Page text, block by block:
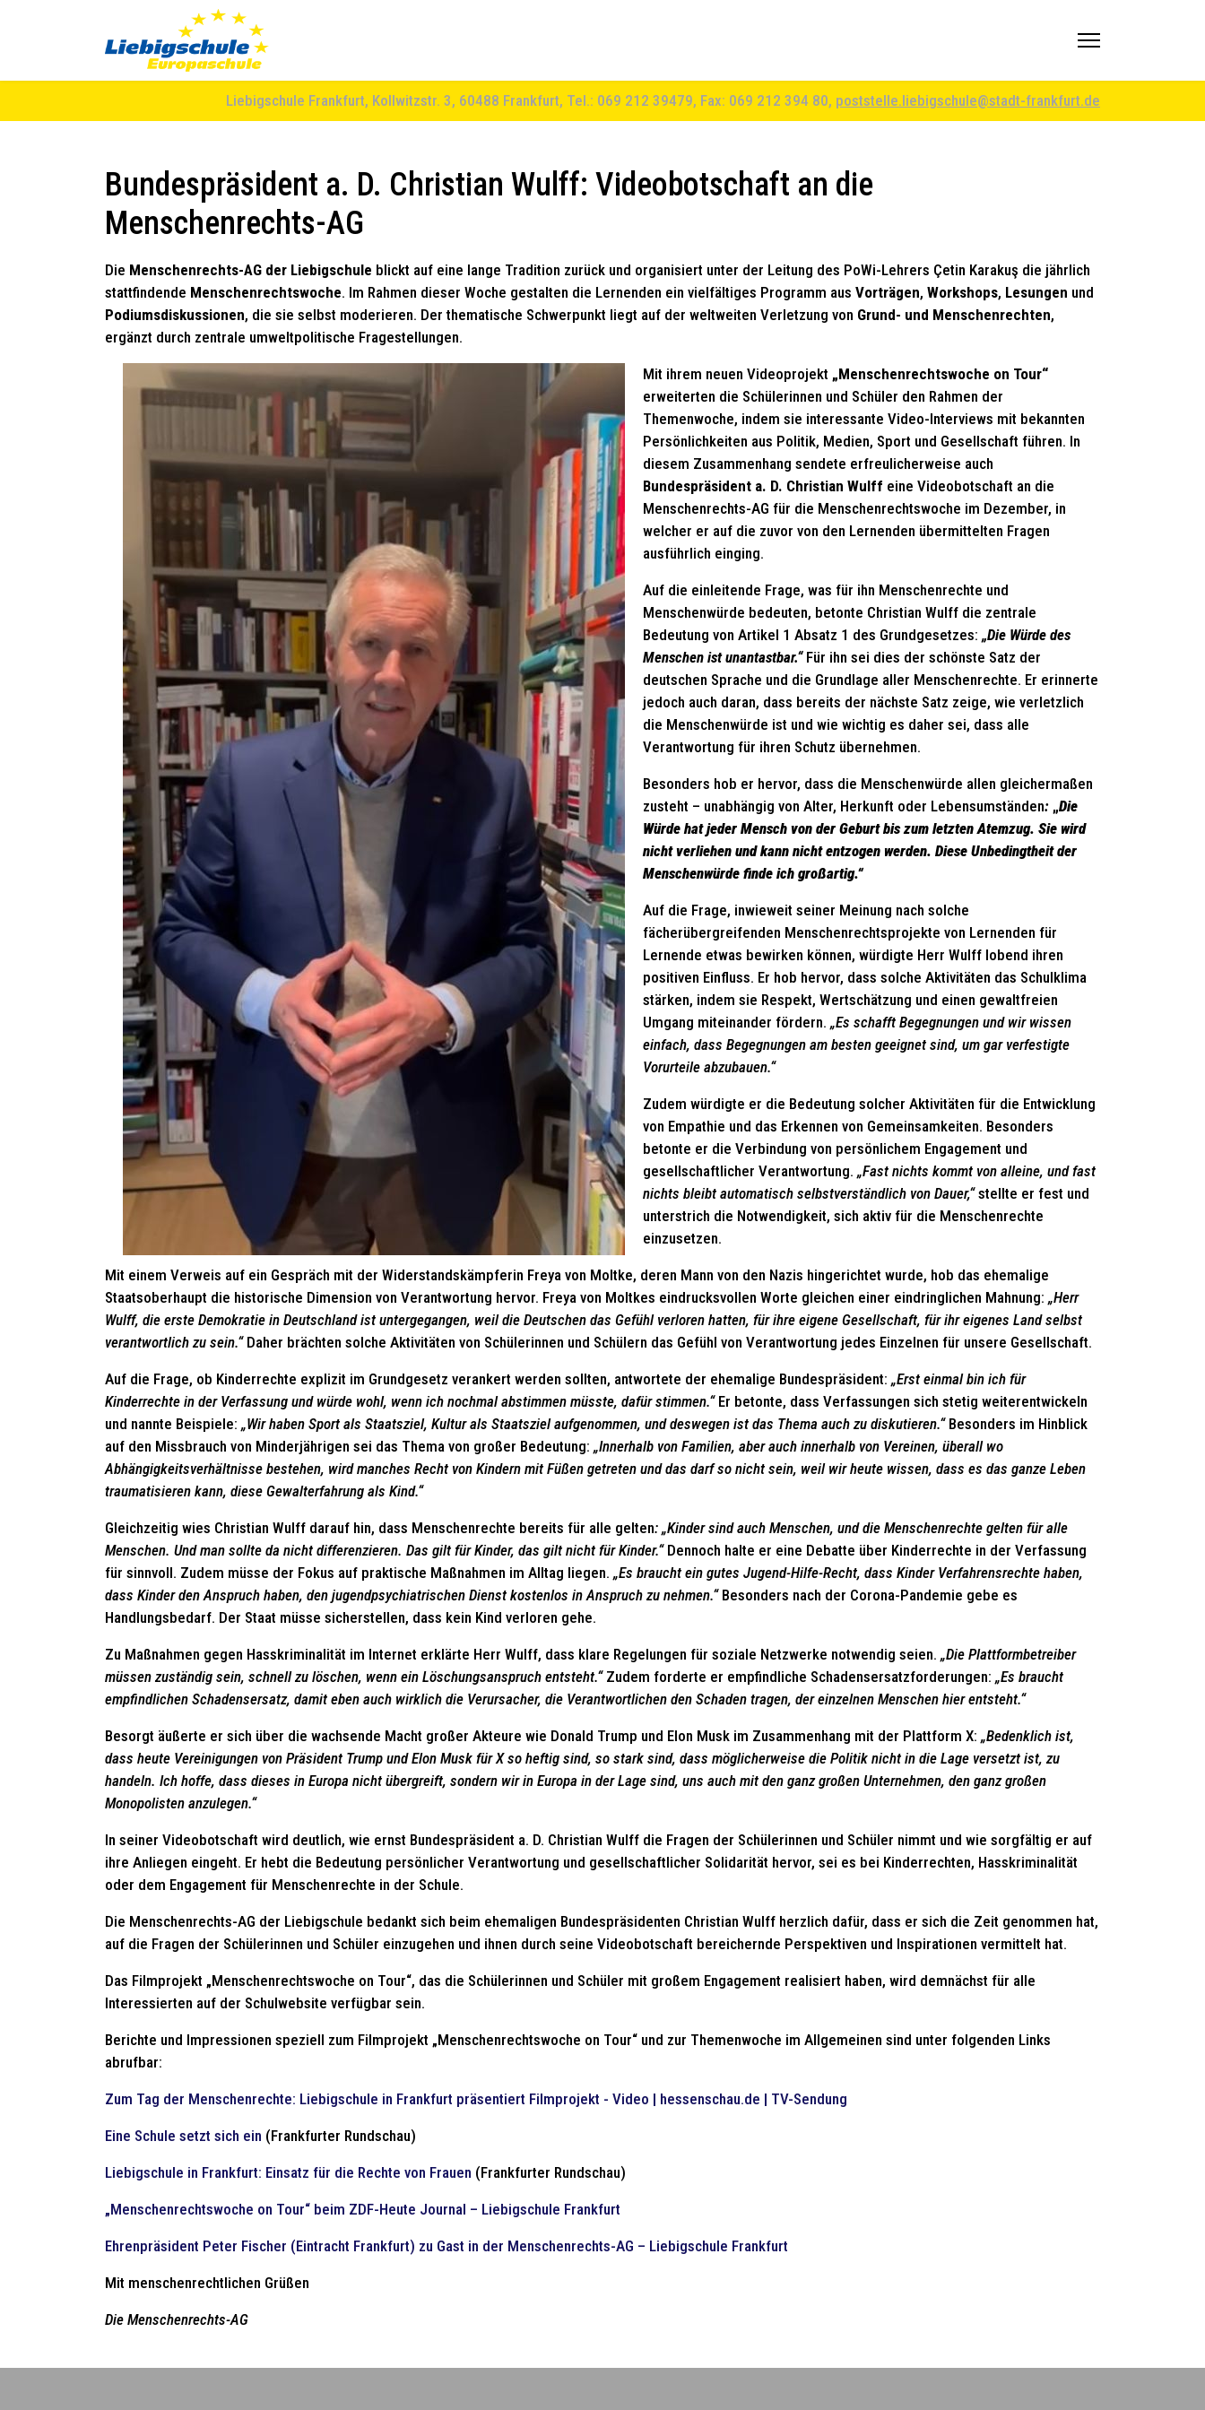
Liebigschule Frankfurt, Kollwitzstr. 3, 60488 Frankfurt, Tel.: 069 212 39479, Fax: 069 212 394 80, poststelle.liebigschule@stadt-frankfurt.de
Bundespräsident a. D. Christian Wulff: Videobotschaft an die
Menschenrechts-AG
Die Menschenrechts-AG der Liebigschule blickt auf eine lange Tradition zurück und organisiert unter der Leitung des PoWi-Lehrers Çetin Karakuş die jährlich
stattfindende Menschenrechtswoche. Im Rahmen dieser Woche gestalten die Lernenden ein vielfältiges Programm aus Vorträgen, Workshops, Lesungen und
Podiumsdiskussionen, die sie selbst moderieren. Der thematische Schwerpunkt liegt auf der weltweiten Verletzung von Grund- und Menschenrechten,
ergänzt durch zentrale umweltpolitische Fragestellungen.
Mit ihrem neuen Videoprojekt „Menschenrechtswoche on Tour“
erweiterten die Schülerinnen und Schüler den Rahmen der
Themenwoche, indem sie interessante Video-Interviews mit bekannten
Persönlichkeiten aus Politik, Medien, Sport und Gesellschaft führen. In
diesem Zusammenhang sendete erfreulicherweise auch
Bundespräsident a. D. Christian Wulff eine Videobotschaft an die
Menschenrechts-AG für die Menschenrechtswoche im Dezember, in
welcher er auf die zuvor von den Lernenden übermittelten Fragen
ausführlich einging.
Auf die einleitende Frage, was für ihn Menschenrechte und
Menschenwürde bedeuten, betonte Christian Wulff die zentrale
Bedeutung von Artikel 1 Absatz 1 des Grundgesetzes: „Die Würde des
Menschen ist unantastbar.“Für ihn sei dies der schönste Satz der
deutschen Sprache und die Grundlage aller Menschenrechte. Er erinnerte
jedoch auch daran, dass bereits der nächste Satz zeige, wie verletzlich
die Menschenwürde ist und wie wichtig es daher sei, dass alle
Verantwortung für ihren Schutz übernehmen.
Besonders hob er hervor, dass die Menschenwürde allen gleichermaßen
zusteht – unabhängig von Alter, Herkunft oder Lebensumständen: „Die
Würde hat jeder Mensch von der Geburt bis zum letzten Atemzug. Sie wird
nicht verliehen und kann nicht entzogen werden. Diese Unbedingtheit der
Menschenwürde finde ich großartig.“
Auf die Frage, inwieweit seiner Meinung nach solche
fächerübergreifenden Menschenrechtsprojekte von Lernenden für
Lernende etwas bewirken können, würdigte Herr Wulff lobend ihren
positiven Einfluss. Er hob hervor, dass solche Aktivitäten das Schulklima
stärken, indem sie Respekt, Wertschätzung und einen gewaltfreien
Umgang miteinander fördern. „Es schafft Begegnungen und wir wissen
einfach, dass Begegnungen am besten geeignet sind, um gar verfestigte
Vorurteile abzubauen.“
Zudem würdigte er die Bedeutung solcher Aktivitäten für die Entwicklung
von Empathie und das Erkennen von Gemeinsamkeiten. Besonders
betonte er die Verbindung von persönlichem Engagement und
gesellschaftlicher Verantwortung. „Fast nichts kommt von alleine, und fast
nichts bleibt automatisch selbstverständlich von Dauer,“stellte er fest und
unterstrich die Notwendigkeit, sich aktiv für die Menschenrechte
einzusetzen.
Mit einem Verweis auf ein Gespräch mit der Widerstandskämpferin Freya von Moltke, deren Mann von den Nazis hingerichtet wurde, hob das ehemalige
Staatsoberhaupt die historische Dimension von Verantwortung hervor. Freya von Moltkes eindrucksvollen Worte gleichen einer eindringlichen Mahnung: „Herr
Wulff, die erste Demokratie in Deutschland ist untergegangen, weil die Deutschen das Gefühl verloren hatten, für ihre eigene Gesellschaft, für ihr eigenes Land selbst
verantwortlich zu sein.“Daher brächten solche Aktivitäten von Schülerinnen und Schülern das Gefühl von Verantwortung jedes Einzelnen für unsere Gesellschaft.
Auf die Frage, ob Kinderrechte explizit im Grundgesetz verankert werden sollten, antwortete der ehemalige Bundespräsident: „Erst einmal bin ich für
Kinderrechte in der Verfassung und würde wohl, wenn ich nochmal abstimmen müsste, dafür stimmen.“Er betonte, dass Verfassungen sich stetig weiterentwickeln
und nannte Beispiele: „Wir haben Sport als Staatsziel, Kultur als Staatsziel aufgenommen, und deswegen ist das Thema auch zu diskutieren.“Besonders im Hinblick
auf den Missbrauch von Minderjährigen sei das Thema von großer Bedeutung: „Innerhalb von Familien, aber auch innerhalb von Vereinen, überall wo
Abhängigkeitsverhältnisse bestehen, wird manches Recht von Kindern mit Füßen getreten und das darf so nicht sein, weil wir heute wissen, dass es das ganze Leben
traumatisieren kann, diese Gewalterfahrung als Kind.“
Gleichzeitig wies Christian Wulff darauf hin, dass Menschenrechte bereits für alle gelten: „Kinder sind auch Menschen, und die Menschenrechte gelten für alle
Menschen. Und man sollte da nicht differenzieren. Das gilt für Kinder, das gilt nicht für Kinder.“Dennoch halte er eine Debatte über Kinderrechte in der Verfassung
für sinnvoll. Zudem müsse der Fokus auf praktische Maßnahmen im Alltag liegen. „Es braucht ein gutes Jugend-Hilfe-Recht, dass Kinder Verfahrensrechte haben,
dass Kinder den Anspruch haben, den jugendpsychiatrischen Dienst kostenlos in Anspruch zu nehmen.“Besonders nach der Corona-Pandemie gebe es
Handlungsbedarf. Der Staat müsse sicherstellen, dass kein Kind verloren gehe.
Zu Maßnahmen gegen Hasskriminalität im Internet erklärte Herr Wulff, dass klare Regelungen für soziale Netzwerke notwendig seien. „Die Plattformbetreiber
müssen zuständig sein, schnell zu löschen, wenn ein Löschungsanspruch entsteht.“Zudem forderte er empfindliche Schadensersatzforderungen: „Es braucht
empfindlichen Schadensersatz, damit eben auch wirklich die Verursacher, die Verantwortlichen den Schaden tragen, der einzelnen Menschen hier entsteht.“
Besorgt äußerte er sich über die wachsende Macht großer Akteure wie Donald Trump und Elon Musk im Zusammenhang mit der Plattform X: „Bedenklich ist,
dass heute Vereinigungen von Präsident Trump und Elon Musk für X so heftig sind, so stark sind, dass möglicherweise die Politik nicht in die Lage versetzt ist, zu
handeln. Ich hoffe, dass dieses in Europa nicht übergreift, sondern wir in Europa in der Lage sind, uns auch mit den ganz großen Unternehmen, den ganz großen
Monopolisten anzulegen.“
In seiner Videobotschaft wird deutlich, wie ernst Bundespräsident a. D. Christian Wulff die Fragen der Schülerinnen und Schüler nimmt und wie sorgfältig er auf
ihre Anliegen eingeht. Er hebt die Bedeutung persönlicher Verantwortung und gesellschaftlicher Solidarität hervor, sei es bei Kinderrechten, Hasskriminalität
oder dem Engagement für Menschenrechte in der Schule.
Die Menschenrechts-AG der Liebigschule bedankt sich beim ehemaligen Bundespräsidenten Christian Wulff herzlich dafür, dass er sich die Zeit genommen hat,
auf die Fragen der Schülerinnen und Schüler einzugehen und ihnen durch seine Videobotschaft bereichernde Perspektiven und Inspirationen vermittelt hat.
Das Filmprojekt „Menschenrechtswoche on Tour“, das die Schülerinnen und Schüler mit großem Engagement realisiert haben, wird demnächst für alle
Interessierten auf der Schulwebsite verfügbar sein.
Berichte und Impressionen speziell zum Filmprojekt „Menschenrechtswoche on Tour“ und zur Themenwoche im Allgemeinen sind unter folgenden Links
abrufbar:
Zum Tag der Menschenrechte: Liebigschule in Frankfurt präsentiert Filmprojekt - Video | hessenschau.de | TV-Sendung
Eine Schule setzt sich ein (Frankfurter Rundschau)
Liebigschule in Frankfurt: Einsatz für die Rechte von Frauen (Frankfurter Rundschau)
„Menschenrechtswoche on Tour“ beim ZDF-Heute Journal – Liebigschule Frankfurt
Ehrenpräsident Peter Fischer (Eintracht Frankfurt) zu Gast in der Menschenrechts-AG – Liebigschule Frankfurt
Mit menschenrechtlichen Grüßen
Die Menschenrechts-AG